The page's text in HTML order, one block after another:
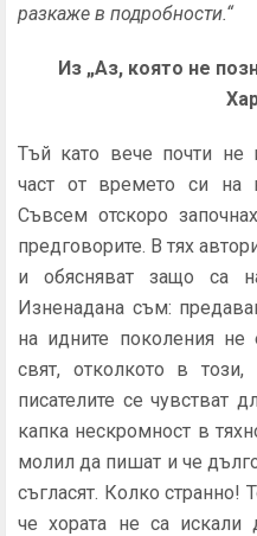
разкаже в подробности.“
Из „Аз, която не
Тъй като вече почти не
част от времето си на
Съвсем отскоро
предговорите. В тях
и обясняват защо са
Изненадана съм:
на идните поколения
свят, отколкото в
писателите се чувстват
капка нескромност в
молил да пишат и че
съгласят. Колко
че хората не са